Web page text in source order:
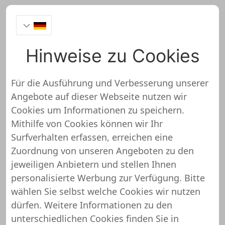
https://wirwinzer.de/
WirWinzer wurde noch nicht
überprüft und getestet
Über diesen Shop oder Webseite liegen uns
noch keine detaillierten Informationen vor.
Das bedeutet, dass WirWinzer von unserem
Support-Team noch nicht überprüft und
Hinweise zu Cookies
Für die Ausführung und Verbesserung unserer
Angebote auf dieser Webseite nutzen wir
Cookies um Informationen zu speichern.
Mithilfe von Cookies können wir Ihr
Surfverhalten erfassen, erreichen eine
Zuordnung von unseren Angeboten zu den
jeweiligen Anbietern und stellen Ihnen
personalisierte Werbung zur Verfügung. Bitte
wählen Sie selbst welche Cookies wir nutzen
dürfen. Weitere Informationen zu den
unterschiedlichen Cookies finden Sie in